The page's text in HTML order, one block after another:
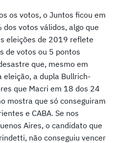
os votos, o Juntos ficou em
votos válidos, algo que
eleições de 2019 reflete
de votos ou 5 pontos
que, mesmo em
eleição, a dupla Bullrich-
que Macri em 18 dos 24
mostra que só conseguiram
e CABA. Se nos
Aires, o candidato que
não conseguiu vencer